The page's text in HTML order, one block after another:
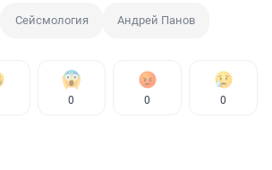
Сейсмология Андрей Панов
0 0 0